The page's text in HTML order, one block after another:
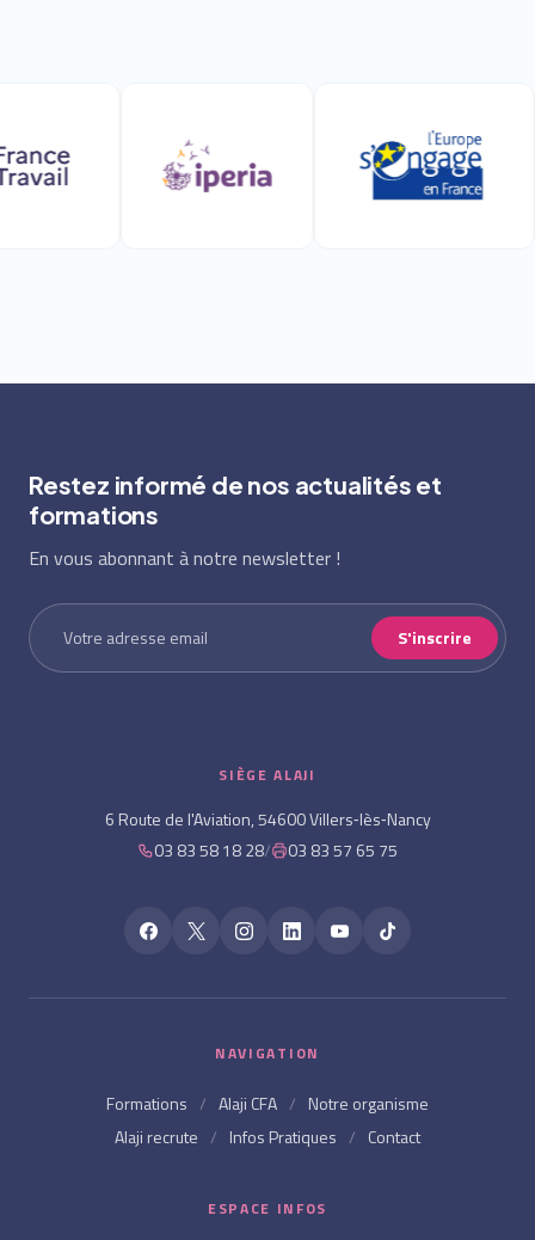
Restez informé de nos actualités et
formations
En vous abonnant à notre newsletter !
S'inscrire
SIÈGE ALAJI
6 Route de l'Aviation, 54600 Villers‑lès‑Nancy
03 83 58 18 28/ 03 83 57 65 75
NAVIGATION
Formations / Alaji CFA / Notre organisme
Alaji recrute / Infos Pratiques / Contact
ESPACE INFOS